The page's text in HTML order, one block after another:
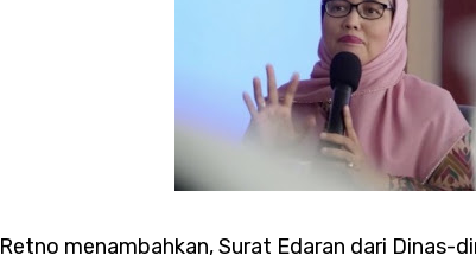
Retno menambahkan, Surat Edaran dari Dinas-